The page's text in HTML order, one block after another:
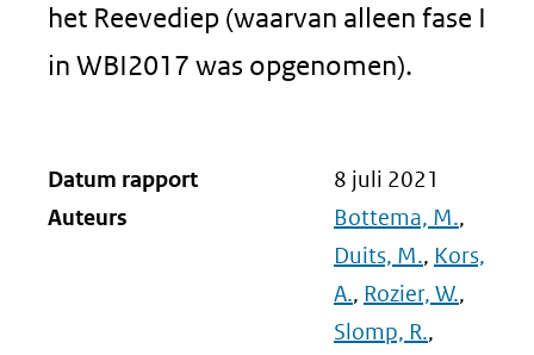
het Reevediep (waarvan alleen fase I
in WBI2017 was opgenomen).
Datum rapport
8 juli 2021
Auteurs
Bottema, M.,
Duits, M., Kors,
A., Rozier, W.,
Slomp, R.,